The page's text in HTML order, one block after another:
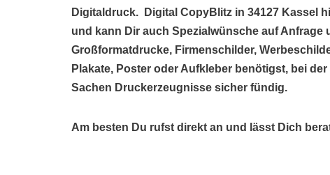
Digitaldruck. Digital CopyBlitz in 34127 Kassel
und kann Dir auch Spezialwünsche auf
Großformatdrucke, Firmenschilder,
Plakate, Poster oder Aufkleber benötigst, bei
Sachen Druckerzeugnisse sicher fündig.
Am besten Du rufst direkt an und lässt Dich